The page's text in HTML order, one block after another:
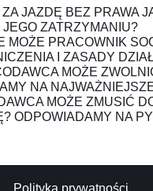
JAZDĘ BEZ PRAWA
JEGO ZATRZYMANIU?
MOŻE PRACOWNIK
I ZASADY
MOŻE
NA
MOŻE ZMUSIĆ
ODPOWIADAMY NA
Polityka prywatności